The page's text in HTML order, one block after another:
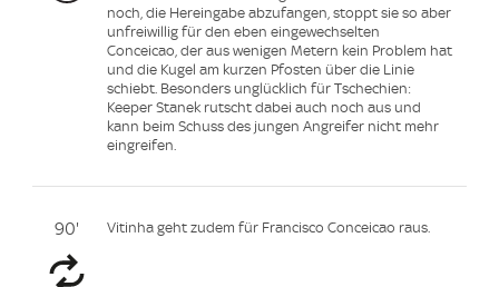
noch, die Hereingabe abzufangen, stoppt sie so aber
unfreiwillig für den eben eingewechselten
Conceicao, der aus wenigen Metern kein Problem hat
und die Kugel am kurzen Pfosten über die Linie
schiebt. Besonders unglücklich für Tschechien:
Keeper Stanek rutscht dabei auch noch aus und
kann beim Schuss des jungen Angreifer nicht mehr
eingreifen.
90' Vitinha geht zudem für Francisco Conceicao raus.